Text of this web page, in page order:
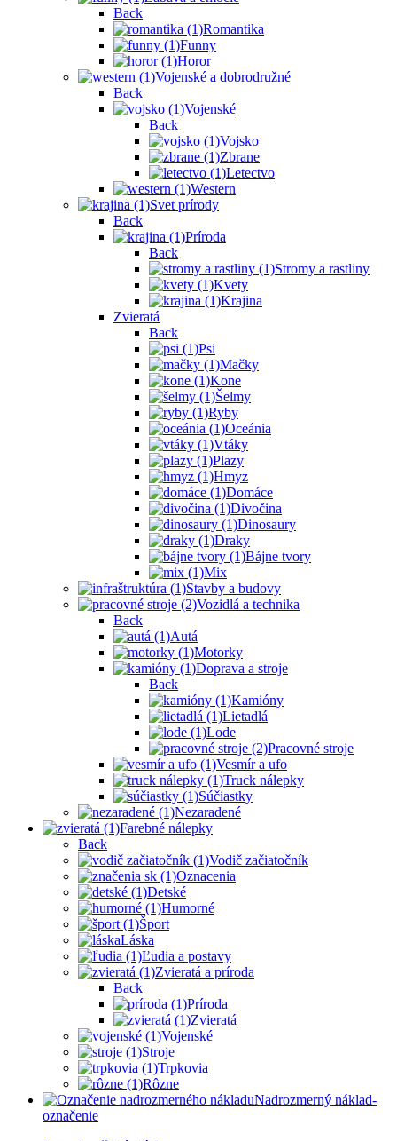
Back
Romantika
Funny
Horor
Vojenské a dobrodružné
Back
Vojenské
Back
Vojsko
Zbrane
Letectvo
Western
Svet prírody
Back
Príroda
Back
Stromy a rastliny
Kvety
Krajina
Zvieratá
Back
Psi
Mačky
Kone
Šelmy
Ryby
Oceánia
Vtáky
Plazy
Hmyz
Domáce
Divočina
Dinosaury
Draky
Bájne tvory
Mix
Stavby a budovy
Vozidlá a technika
Back
Autá
Motorky
Doprava a stroje
Back
Kamióny
Lietadlá
Lode
Pracovné stroje
Vesmír a ufo
Truck nálepky
Súčiastky
Nezaradené
Farebné nálepky
Back
Vodič začiatočník
Oznacenia
Detské
Humorné
Šport
Láska
Ľudia a postavy
Zvieratá a príroda
Back
Príroda
Zvieratá
Vojenské
Stroje
Trpkovia
Rôzne
Nadrozmerný náklad-
označenie